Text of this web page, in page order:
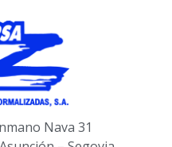
Nava 31